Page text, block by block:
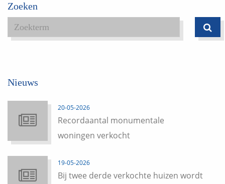
Zoeken
Nieuws
20-05-2026
Recordaantal monumentale
woningen verkocht
19-05-2026
Bij twee derde verkochte huizen wordt